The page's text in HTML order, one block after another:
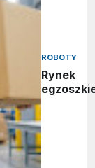
ROBOTY
Rynek